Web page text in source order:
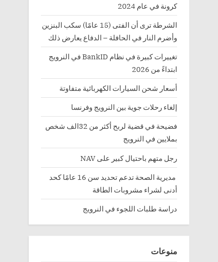
كرونة في عام 2024
الشرطة ترى أن الفتى (15 عامًا) سكب البنزين
وأضرم النار في الحافلة – الدفاع يعارض ذلك
تغييرات كبيرة في نظام BankID في النرويج
ابتداءً من 2026
أسعار شحن السيارات الكهربائية متفاوتة
إلغاء رحلات جوية بين النرويج وفرنسا
فضيحة في قضية لربح أكثر من 32الف شخص
بملايين في النرويج
رجل متهم باحتيال كبير على NAV
مديرية الصحة تدعم تحديد سن 16 عامًا كحد
أدنى لشراء مشروبات الطاقة
دراسة طلبات اللجوء في النرويج
منوعات